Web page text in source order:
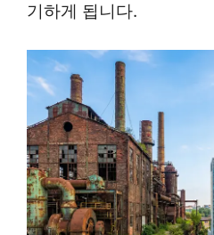
기하게 됩니다.